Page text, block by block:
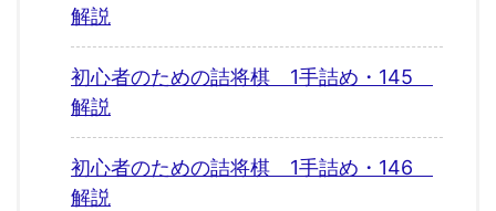
解説
初心者のための詰将棋 1手詰め・145
解説
初心者のための詰将棋 1手詰め・146
解説